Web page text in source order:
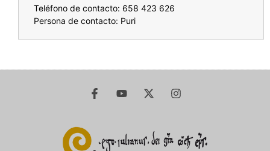
Teléfono de contacto: 658 423 626
Persona de contacto: Puri